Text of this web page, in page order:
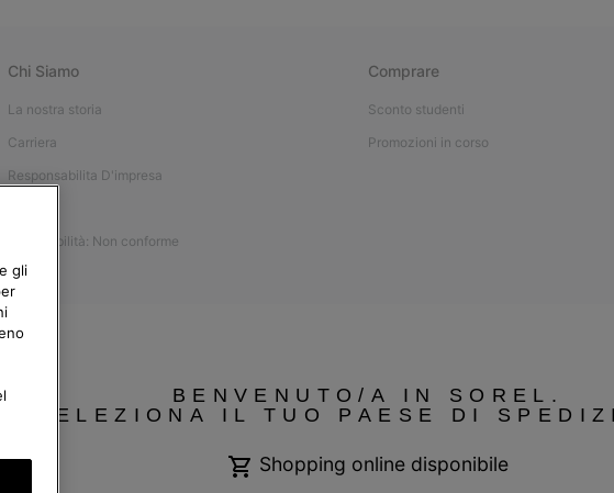
Chi Siamo
La nostra storia
Carriera
Responsabilita D'impresa
Accessibilità: Non conforme
Comprare
Sconto studenti
Promozioni in corso
BENVENUTO/A IN SOREL.
SELEZIONA IL TUO PAESE DI
Shopping online disponibile
gli